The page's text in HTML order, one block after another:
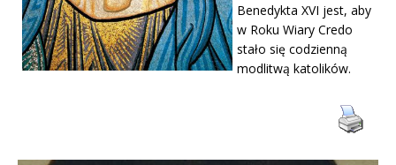
Benedykta XVI jest, aby
w Roku Wiary Credo
stało się codzienną
modlitwą katolików.